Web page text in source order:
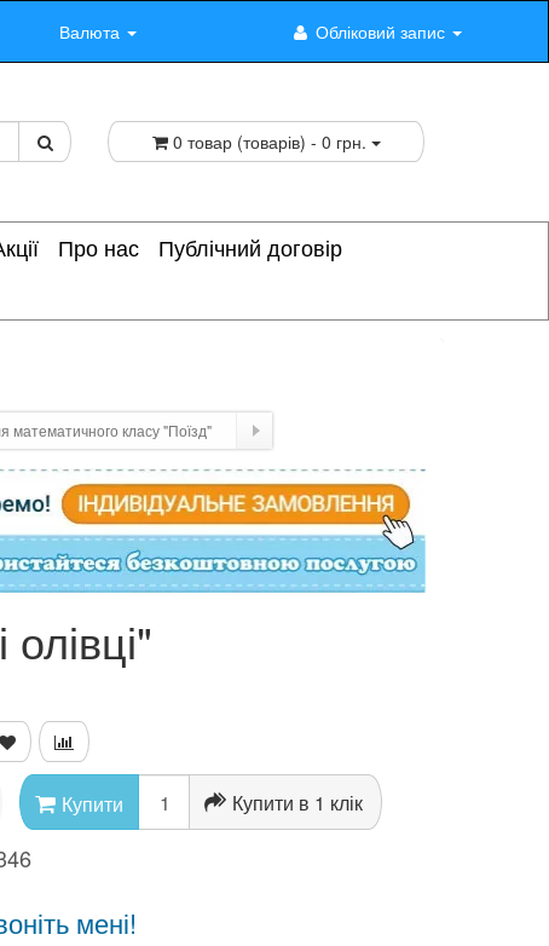
Валюта Обліковий запис
0 товар (товарів) - 0 грн.
Про нас
Публічний договір
математичного класу "Поїзд"
Купити Купити в 1 клік
мені!